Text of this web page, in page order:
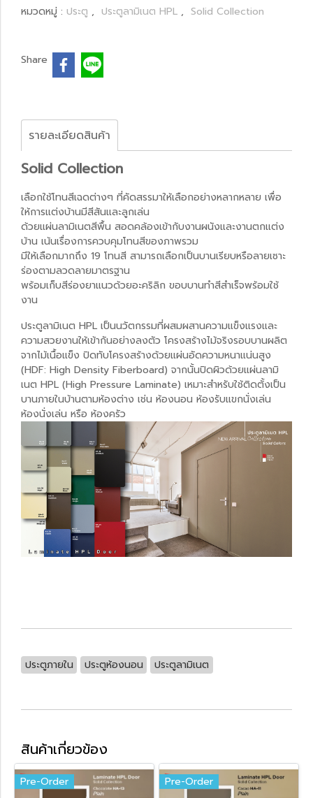
หมวดหมู่ : ประตู , ประตูลามิเนต HPL , Solid Collection
Share
รายละเอียดสินค้า
Solid Collection
เลือกใช้โทนสีเฉดต่างๆ ที่คัดสรรมาให้เลือกอย่างหลากหลาย เพื่อ
ให้การแต่งบ้านมีสีสันและลูกเล่น
ด้วยแผ่นลามิเนตสีพื้น สอดคล้องเข้ากับงานผนังและงานตกแต่ง
บ้าน เน้นเรื่องการควบคุมโทนสีของภาพรวม
มีให้เลือกมากถึง 19 โทนสี สามารถเลือกเป็นบานเรียบหรือลายเซาะ
ร่องตามลวดลายมาตรฐาน
พร้อมเก็บสีร่องยาแนวด้วยอะคริลิก ขอบบานทำสีสำเร็จพร้อมใช้
งาน
ประตูลามิเนต HPL เป็นนวัตกรรมที่ผสมผสานความแข็งแรงและ
ความสวยงานให้เข้ากันอย่างลงตัว โครงสร้างไม้จริงรอบบานผลิต
จากไม้เนื้อแข็ง ปิดทับโครงสร้างด้วยแผ่นอัดความหนาแน่นสูง
(HDF: High Density Fiberboard) จากนั้นปิดผิวด้วยแผ่นลามิ
เนต HPL (High Pressure Laminate) เหมาะสำหรับใช้ติดตั้งเป็น
บานภายในบ้านตามห้องต่าง เช่น ห้องนอน ห้องรับแขกนั่งเล่น
ห้องนั่งเล่น หรือ ห้องครัว
ประตูภายใน ประตูห้องนอน ประตูลามิเนต
สินค้าเกี่ยวข้อง
Pre-Order Pre-Order